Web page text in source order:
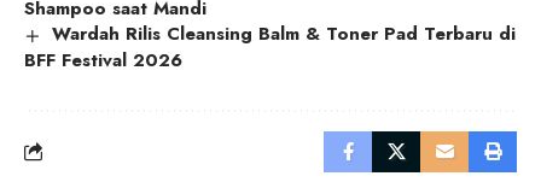
Shampoo saat Mandi
Wardah Rilis Cleansing Balm & Toner Pad Terbaru di
BFF Festival 2026